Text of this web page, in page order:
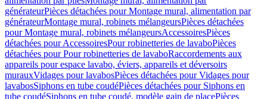
générateurPièces détachées pour Montage mural, alimentation par
générateurMontage mural, robinets mélangeursPièces détachées
pour Montage mural, robinets mélangeursAccessoiresPièces
détachées pour AccessoiresPour robinetteries de lavaboPièces
détachées pour Pour robinetteries de lavaboRaccordements aux
appareils pour espace lavabo, éviers, appareils et déversoirs
murauxVidages pour lavabosPièces détachées pour Vidages pour
lavabosSiphons en tube coudéPièces détachées pour Siphons en
tube coudéSiphons en tube coudé, modèle gain de placePièces